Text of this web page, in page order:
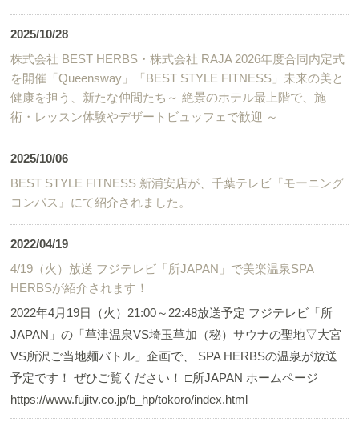
2025/10/28
株式会社 BEST HERBS・株式会社 RAJA 2026年度合同内定式
を開催「Queensway」「BEST STYLE FITNESS」未来の美と
健康を担う、新たな仲間たち～ 絶景のホテル最上階で、施
術・レッスン体験やデザートビュッフェで歓迎 ～
2025/10/06
BEST STYLE FITNESS 新浦安店が、千葉テレビ『モーニング
コンパス』にて紹介されました。
2022/04/19
4/19（火）放送 フジテレビ「所JAPAN」で美楽温泉SPA
HERBSが紹介されます！
2022年4月19日（火）21:00～22:48放送予定 フジテレビ「所
JAPAN」の「草津温泉VS埼玉草加（秘）サウナの聖地▽大宮
VS所沢ご当地麺バトル」企画で、 SPA HERBSの温泉が放送
予定です！ ぜひご覧ください！ □所JAPAN ホームページ
https://www.fujitv.co.jp/b_hp/tokoro/index.html